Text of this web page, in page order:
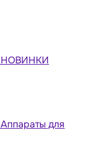
НОВИНКИ
Аппараты для